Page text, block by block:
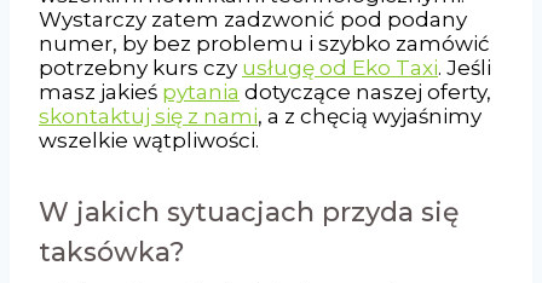
Wystarczy zatem zadzwonić pod podany
numer, by bez problemu i szybko zamówić
potrzebny kurs czy usługę od Eko Taxi. Jeśli
masz jakieś pytania dotyczące naszej oferty,
skontaktuj się z nami, a z chęcią wyjaśnimy
wszelkie wątpliwości.
W jakich sytuacjach przyda się
taksówka?